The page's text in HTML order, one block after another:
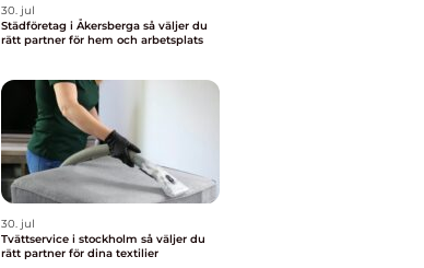
30. jul
Städföretag i Åkersberga så väljer du
rätt partner för hem och arbetsplats
30. jul
Tvättservice i stockholm så väljer du
rätt partner för dina textilier